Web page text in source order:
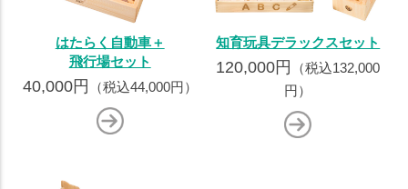
はたらく自動車＋
飛行場セット
40,000円 （税込44,000円）
知育玩具デラックスセット
120,000円
（税込132,000
円）